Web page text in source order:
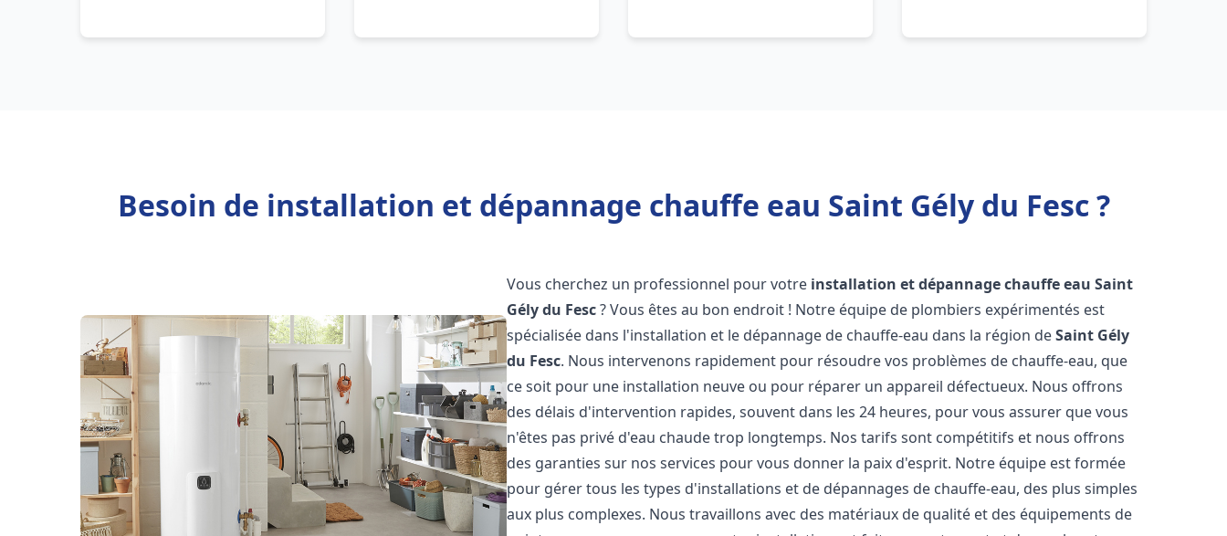
Besoin de installation et dépannage chauffe eau Saint Gély du Fesc ?
Vous cherchez un professionnel pour votre installation et dépannage chauffe eau Saint
Gély du Fesc? Vous êtes au bon endroit ! Notre équipe de plombiers expérimentés est
spécialisée dans l'installation et le dépannage de chauffe-eau dans la région deSaint Gély
du Fesc. Nous intervenons rapidement pour résoudre vos problèmes de chauffe-eau, que
ce soit pour une installation neuve ou pour réparer un appareil défectueux. Nous offrons
des délais d'intervention rapides, souvent dans les 24 heures, pour vous assurer que vous
n'êtes pas privé d'eau chaude trop longtemps. Nos tarifs sont compétitifs et nous offrons
des garanties sur nos services pour vous donner la paix d'esprit. Notre équipe est formée
pour gérer tous les types d'installations et de dépannages de chauffe-eau, des plus simples
aux plus complexes. Nous travaillons avec des matériaux de qualité et des équipements de